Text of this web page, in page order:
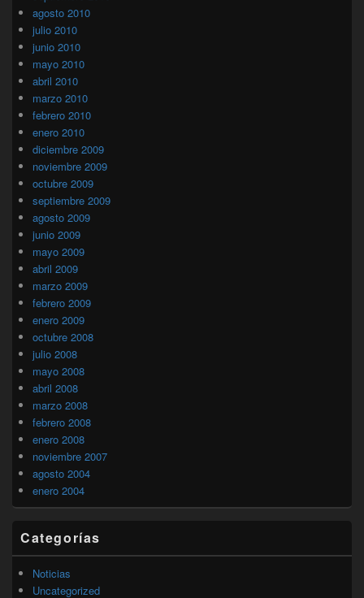
agosto 2010
julio 2010
junio 2010
mayo 2010
abril 2010
marzo 2010
febrero 2010
enero 2010
diciembre 2009
noviembre 2009
octubre 2009
septiembre 2009
agosto 2009
junio 2009
mayo 2009
abril 2009
marzo 2009
febrero 2009
enero 2009
octubre 2008
julio 2008
mayo 2008
abril 2008
marzo 2008
febrero 2008
enero 2008
noviembre 2007
agosto 2004
enero 2004
Categorías
Noticias
Uncategorized